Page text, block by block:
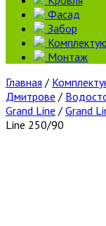
Фасад
Забор
Монтаж
Главная /
Дмитрове /
Grand Line / Grand
Line 250/90